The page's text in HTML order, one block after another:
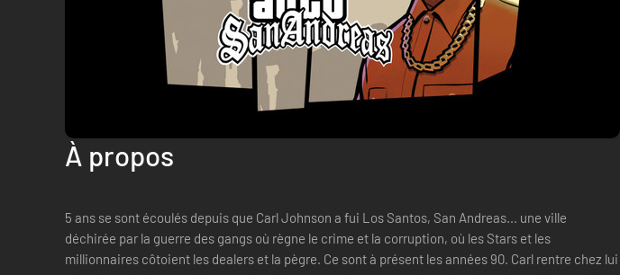
À propos
5 ans se sont écoulés depuis que Carl Johnson a fui Los Santos, San Andreas... une ville
déchirée par la guerre des gangs où règne le crime et la corruption, où les Stars et les
millionnaires côtoient les dealers et la pègre. Ce sont à présent les années 90. Carl rentre chez lui